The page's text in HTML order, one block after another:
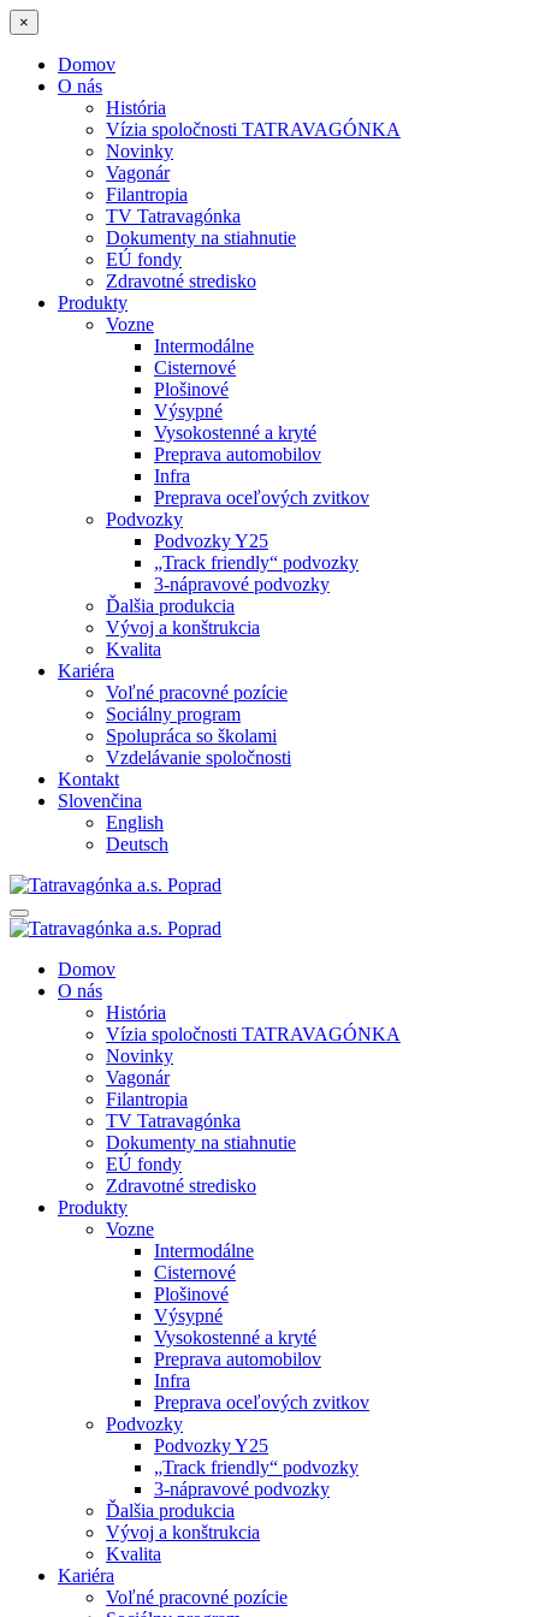
×
Domov
O nás
História
Vízia spoločnosti TATRAVAGÓNKA
Novinky
Vagonár
Filantropia
TV Tatravagónka
Dokumenty na stiahnutie
EÚ fondy
Zdravotné stredisko
Produkty
Vozne
Intermodálne
Cisternové
Plošinové
Výsypné
Vysokostenné a kryté
Preprava automobilov
Infra
Preprava oceľových zvitkov
Podvozky
Podvozky Y25
„Track friendly“ podvozky
3-nápravové podvozky
Ďalšia produkcia
Vývoj a konštrukcia
Kvalita
Kariéra
Voľné pracovné pozície
Sociálny program
Spolupráca so školami
Vzdelávanie spoločnosti
Kontakt
Slovenčina
English
Deutsch
Domov
O nás
História
Vízia spoločnosti TATRAVAGÓNKA
Novinky
Vagonár
Filantropia
TV Tatravagónka
Dokumenty na stiahnutie
EÚ fondy
Zdravotné stredisko
Produkty
Vozne
Intermodálne
Cisternové
Plošinové
Výsypné
Vysokostenné a kryté
Preprava automobilov
Infra
Preprava oceľových zvitkov
Podvozky
Podvozky Y25
„Track friendly“ podvozky
3-nápravové podvozky
Ďalšia produkcia
Vývoj a konštrukcia
Kvalita
Kariéra
Voľné pracovné pozície